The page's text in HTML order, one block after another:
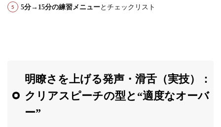
5分→15分の練習メニューとチェックリスト
明瞭さを上げる発声・滑舌（実技）：
クリアスピーチの型と“適度なオーバ
ー”